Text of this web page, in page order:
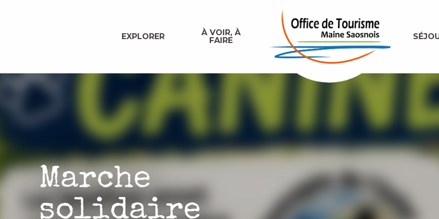
EXPLORER
À VOIR, À
FAIRE
Marche
solidaire